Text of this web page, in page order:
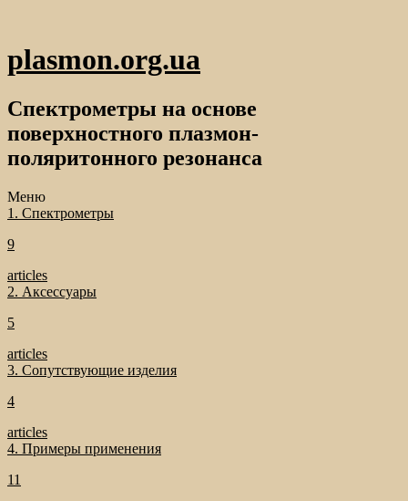
plasmon.org.ua
Спектрометры на основе
поверхностного плазмон-
поляритонного резонанса
Меню
1. Спектрометры
9
articles
2. Аксессуары
5
articles
3. Сопутствующие изделия
4
articles
4. Примеры применения
11